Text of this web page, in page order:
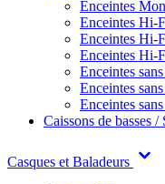
Enceintes
Enceintes Hi-
Enceintes Hi-
Enceintes Hi-
Enceintes
Enceintes
Enceintes
Caissons de basses
Casques et Baladeurs